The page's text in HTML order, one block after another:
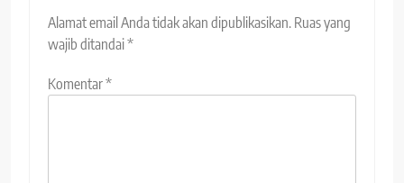
Alamat email Anda tidak akan dipublikasikan. Ruas yang
wajib ditandai*
Komentar*